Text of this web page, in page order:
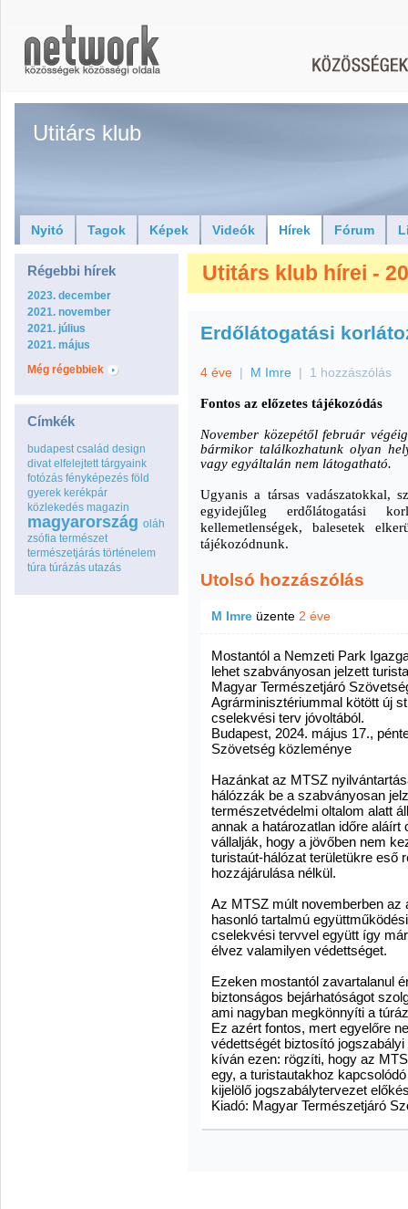
Utitárs klub
Nyitó Tagok Képek Videók Hírek Fórum
Régebbi hírek
2023. december
2021. november
2021. július
2021. május
Még régebbiek
Címkék
budapest család design
divat elfelejtett tárgyaink
fotózás fényképezés föld
gyerek kerékpár
közlekedés magazin
magyarország oláh
zsófia természet
természetjárás történelem
túra túrázás utazás
Utitárs klub hírei -
Erdőlátogatási
4 éve | M Imre | 1 hozzászólás
Fontos az előzetes tájékozódás
November közepétől február
bármikor találkozhatunk olyan
vagy egyáltalán nem látogatható.
Ugyanis a társas vadászatokkal,
egyidejűleg erdőlátogatási
kellemetlenségek, balesetek
tájékozódnunk.
Utolsó hozzászólás
M Imre üzente 2 éve
Mostantól a Nemzeti Park
lehet szabványosan jelzett
Magyar Természetjáró
Agrárminisztériummal kötött új
cselekvési terv jóvoltából.
Budapest, 2024. május 17.,
Szövetség közleménye
Hazánkat az MTSZ
hálózzák be a szabványosan
természetvédelmi oltalom alatt
annak a határozatlan időre
vállalják, hogy a jövőben nem
turistaút-hálózat területükre eső
hozzájárulása nélkül.
Az MTSZ múlt novemberben az
hasonló tartalmú
cselekvési tervvel együtt így
élvez valamilyen védettséget.
Ezeken mostantól zavartalanul
biztonságos bejárhatóságot
ami nagyban megkönnyíti a
Ez azért fontos, mert egyelőre
védettségét biztosító
kíván ezen: rögzíti, hogy az
egy, a turistautakhoz
kijelölő jogszabálytervezet
Kiadó: Magyar Természetjáró